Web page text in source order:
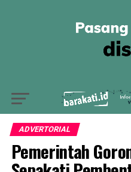
ADVERTORIAL
Pemerintah